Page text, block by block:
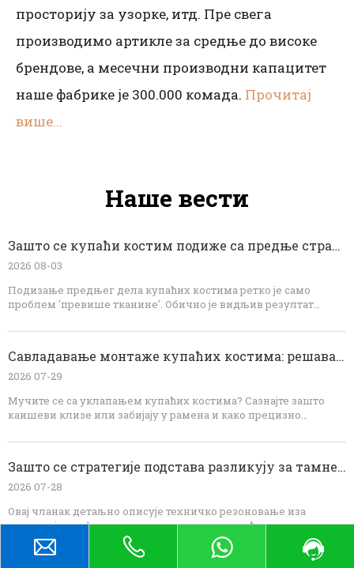
просторију за узорке, итд. Пре свега
производимо артикле за средње до високе
брендове, а месечни производни капацитет
наше фабрике је 300.000 комада. Прочитај
више...
Наше вести
Зашто се купаћи костим подиже са предње стране: стручна дијагноза кроја и ОЕМ решења
2026 08-03
Подизање предњег дела купаћих костима ретко је само
проблем 'превише тканине'. Обично је видљив резултат
закривљеност тела, запремину груди, траке, еластику,
и структуралним исправљањем дезена, брендови могу
постићи бољу удобност, покривеност, изглед и
рани технички преглед је најефикаснији начин да се спрече
поновљени узорци и скупе исправке масовне производње.
Савладавање монтаже купаћих костима: решавање клизања ремена и копања рамена
2026 07-29
Мучите се са уклапањем купаћих костима? Сазнајте зашто
каишеви клизе или забијају у рамена и како прецизно
Абели Фасхион Цо., Лтд. пружа стручне ОЕМ увиде у дизајн
савршен производ за купаће костиме.
Зашто се стратегије подстава разликују за тамне и светле купаће костиме
2026 07-28
Овај чланак детаљно описује техничко резоновање иза
стратегија професионалних подстава за купаће костиме.
Објашњава зашто тканине светлих боја захтевају пуну
подставу да би спречиле провидност, док тканине тамне боје